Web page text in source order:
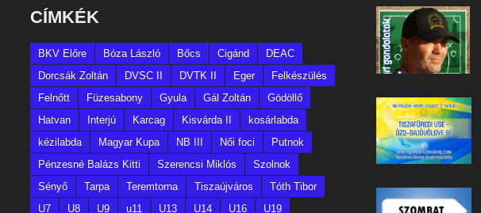
CÍMKÉK
BKV Előre Bóza László Bőcs Cigánd
DEAC
Dorcsák Zoltán
DVSC II DVTK II Eger
Felkészülés
Felnőtt
Füzesabony Gyula Gál Zoltán
Gödöllő
Hatvan
Interjú Karcag Kisvárda II
kosárlabda
kézilabda
Magyar Kupa NB III Női foci
Putnok
Pénzesné Balázs Kitti
Szerencsi Miklós
Szolnok
Sényő
Tarpa Teremtorna Tiszaújváros
Tóth Tibor
U7
U8 U9 u11 U13 U14 U16 U19